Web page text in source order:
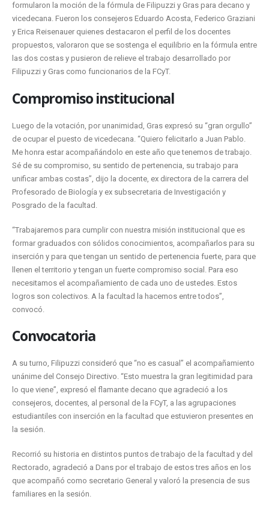
formularon la moción de la fórmula de Filipuzzi y Gras para decano y
vicedecana. Fueron los consejeros Eduardo Acosta, Federico Graziani
y Erica Reisenauer quienes destacaron el perfil de los docentes
propuestos, valoraron que se sostenga el equilibrio en la fórmula entre
las dos costas y pusieron de relieve el trabajo desarrollado por
Filipuzzi y Gras como funcionarios de la FCyT.
Compromiso institucional
Luego de la votación, por unanimidad, Gras expresó su “gran orgullo”
de ocupar el puesto de vicedecana. “Quiero felicitarlo a Juan Pablo.
Me honra estar acompañándolo en este año que tenemos de trabajo.
Sé de su compromiso, su sentido de pertenencia, su trabajo para
unificar ambas costas”, dijo la docente, ex directora de la carrera del
Profesorado de Biología y ex subsecretaria de Investigación y
Posgrado de la facultad.
“Trabajaremos para cumplir con nuestra misión institucional que es
formar graduados con sólidos conocimientos, acompañarlos para su
inserción y para que tengan un sentido de pertenencia fuerte, para que
llenen el territorio y tengan un fuerte compromiso social. Para eso
necesitamos el acompañamiento de cada uno de ustedes. Estos
logros son colectivos. A la facultad la hacemos entre todos”,
convocó.
Convocatoria
A su turno, Filipuzzi consideró que “no es casual” el acompañamiento
unánime del Consejo Directivo. “Esto muestra la gran legitimidad para
lo que viene”, expresó el flamante decano que agradeció a los
consejeros, docentes, al personal de la FCyT, a las agrupaciones
estudiantiles con inserción en la facultad que estuvieron presentes en
la sesión.
Recorrió su historia en distintos puntos de trabajo de la facultad y del
Rectorado, agradeció a Dans por el trabajo de estos tres años en los
que acompañó como secretario General y valoró la presencia de sus
familiares en la sesión.